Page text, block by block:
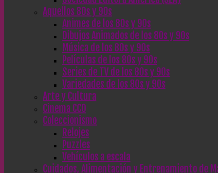
Aquellos 80s y 90s
Animes de los 80s y 90s
Dibujos Animados de los 80s y 90s
Música de los 80s y 90s
Películas de los 80s y 90s
Series de TV de los 80s y 90s
Variedades de los 80s y 90s
Arte y Cultura
Cinema CC0
Coleccionismo
Relojes
Puzzles
Vehículos a escala
Cuidados, Alimentación y Entrenamiento de